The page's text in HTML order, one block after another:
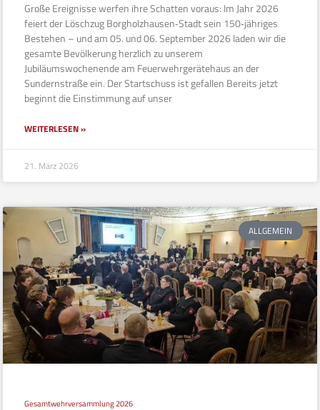
Große Ereignisse werfen ihre Schatten voraus: Im Jahr 2026
feiert der Löschzug Borgholzhausen‑Stadt sein 150‑jähriges
Bestehen – und am 05. und 06. September 2026 laden wir die
gesamte Bevölkerung herzlich zu unserem
Jubiläumswochenende am Feuerwehrgerätehaus an der
Sundernstraße ein. Der Startschuss ist gefallen Bereits jetzt
beginnt die Einstimmung auf unser
WEITERLESEN »
21. März 2026
ALLGEMEIN
Gesamtwehrversammlung 2026